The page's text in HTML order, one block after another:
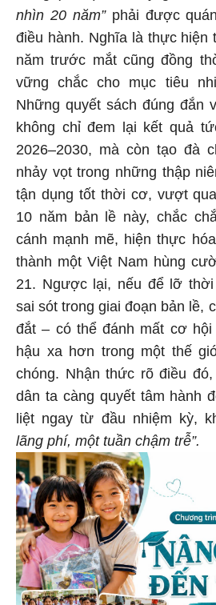
nhìn 20 năm”phải được
điều hành. Nghĩa là thực hiện
năm trước mắt cũng đồng
vững chắc cho mục tiêu
Những quyết sách đúng đắn
không chỉ đem lại kết quả
2026–2030, mà còn tạo đà
nhảy vọt trong những thập
tận dụng tốt thời cơ, vượt
10 năm bản lề này, chắc
cánh mạnh mẽ, hiện thực
thành một Việt Nam hùng
21. Ngược lại, nếu để lỡ thời
sai sót trong giai đoạn bản lề,
đắt – có thể đánh mất cơ
hậu xa hơn trong một thế
chóng. Nhận thức rõ điều
dân ta càng quyết tâm hành
liệt ngay từ đầu nhiệm kỳ,
lãng phí, một tuần chậm trễ”.